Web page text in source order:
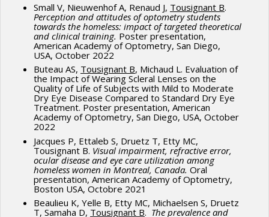
Resnikoff S.Fréquence des Erreurs de Réfraction en
Afrique Subsaharienne Francophone: Revue
Systématique et Méta-analyse de 1970 – 2020.
Health Research in Africa. (2024).
Tousignant, B., Chatillon, A., Philibert, A., Da Silva, J.,
Fillion, M., & Mergler, D. (2023).Visual Characteristics of
Adults with Long-Standing History of Dietary Exposure to
Mercury in Grassy Narrows First Nation,
Canada.International journal of environmental
research and public health,20(6), 4827.
https://doi.org/10.3390/ijerph20064827
Etty, M. C., Michaelsen, S., Yelle, B., Beaulieu, K.,
Small V, Nieuwenhof A, Renaud J, Tousignant B.
Perception and attitudes of optometry students
towards the homeless: impact of targeted theoretical
and clinical training. Poster presentation,
American Academy of Optometry, San Diego,
USA, October 2022
Buteau AS, Tousignant B, Michaud L. Evaluation of
the Impact of Wearing Scleral Lenses on the
Quality of Life of Subjects with Mild to Moderate
Dry Eye Disease Compared to Standard Dry Eye
Treatment. Poster presentation, American
Academy of Optometry, San Diego, USA, October
2022
Jacques P, Ettaleb S, Druetz T, Etty MC,
Tousignant B. Visual impairment, refractive error,
ocular disease and eye care utilization among
homeless women in Montreal, Canada. Oral
presentation, American Academy of Optometry,
Boston USA, Octobre 2021
Beaulieu K, Yelle B, Etty MC, Michaelsen S, Druetz
T, Samaha D, Tousignant B. The prevalence and